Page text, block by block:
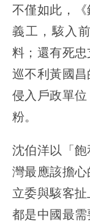
不僅如此，
義工，駭入
料；還有死
巡不利黃國
侵入戶政單
粉。
沈伯洋以「
灣最應該擔
立委與駭客
都是中國最需